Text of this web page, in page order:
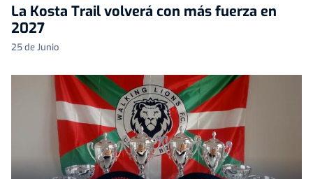
La Kosta Trail volverá con más fuerza en
2027
25 de Junio